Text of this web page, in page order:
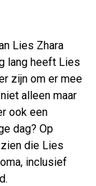
Lies Zhara
lang heeft Lies
zijn om er mee
alleen maar
ook een
dag? Op
die Lies
inclusief